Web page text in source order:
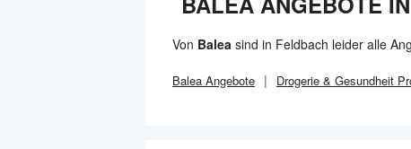
Von Balea sind in Feldbach leider alle
Balea Angebote Drogerie & Gesundheit